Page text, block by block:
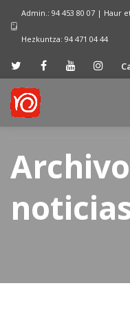
Admin.: 94 453 80 07 | Haur
Hezkuntza: 94 471 04 44